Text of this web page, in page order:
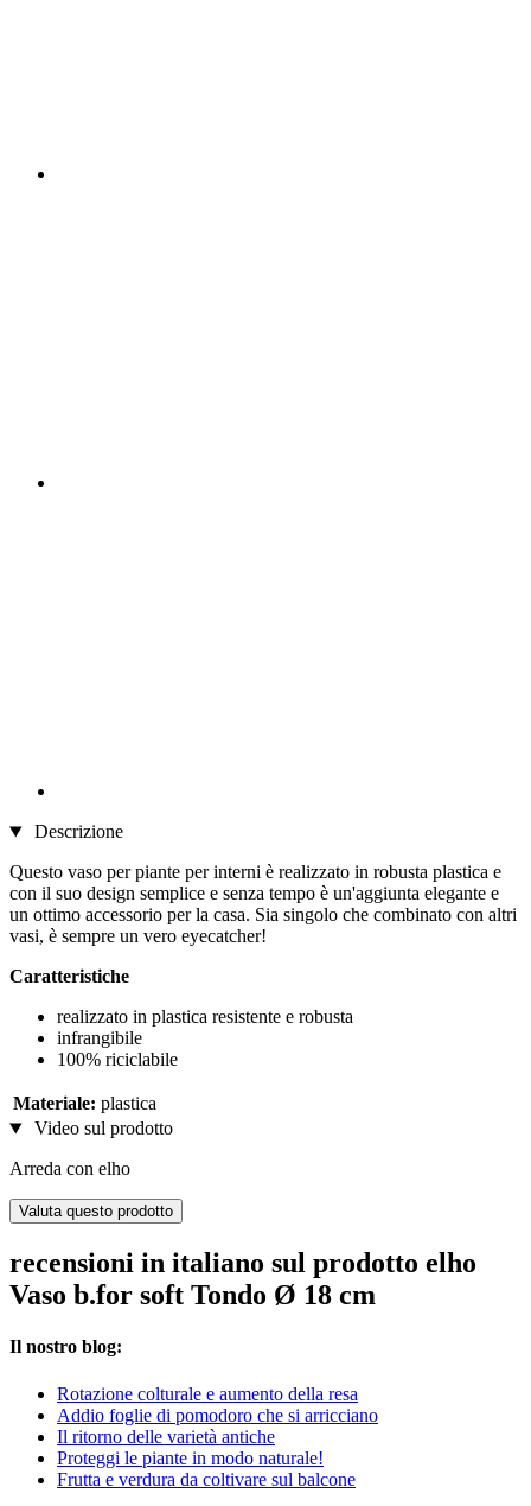
Descrizione
Questo vaso per piante per interni è realizzato in robusta plastica e
con il suo design semplice e senza tempo è un'aggiunta elegante e
un ottimo accessorio per la casa. Sia singolo che combinato con altri
vasi, è sempre un vero eyecatcher!
Caratteristiche
realizzato in plastica resistente e robusta
infrangibile
100% riciclabile
Materiale: plastica
Video sul prodotto
Arreda con elho
Valuta questo prodotto
recensioni in italiano sul prodotto elho
Vaso b.for soft Tondo Ø 18 cm
Il nostro blog:
Rotazione colturale e aumento della resa
Addio foglie di pomodoro che si arricciano
Il ritorno delle varietà antiche
Proteggi le piante in modo naturale!
Frutta e verdura da coltivare sul balcone